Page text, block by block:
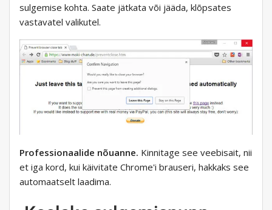
sulgemise kohta. Saate jätkata või jääda, klõpsates
vastavatel valikutel.
Professionaalide nõuanne. Kinnitage see veebisait, nii
et iga kord, kui käivitate Chrome'i brauseri, hakkaks see
automaatselt laadima.